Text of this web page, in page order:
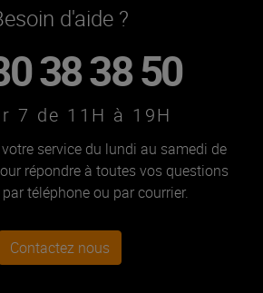
d'aide ?
38 38 50
7 de 11H à 19H
service du lundi au samedi de
répondre à toutes vos questions
téléphone ou par courrier.
Contactez nous